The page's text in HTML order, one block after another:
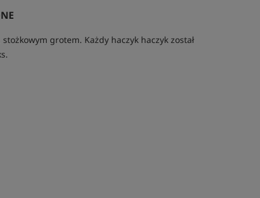
grotem. Każdy haczyk haczyk został